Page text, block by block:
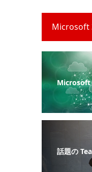
Microsoft
Microsoft
話題の